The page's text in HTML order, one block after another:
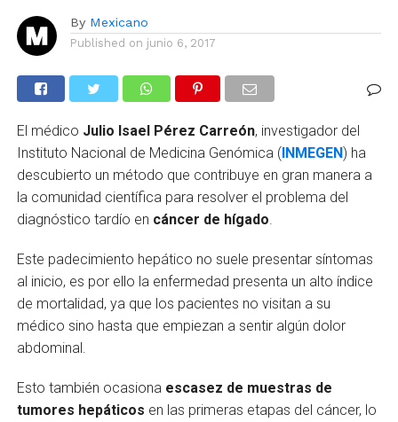
By Mexicano
Published on junio 6, 2017
El médico Julio Isael Pérez Carreón, investigador del
Instituto Nacional de Medicina Genómica (INMEGEN) ha
descubierto un método que contribuye en gran manera a
la comunidad científica para resolver el problema del
diagnóstico tardío en cáncer de hígado.
Este padecimiento hepático no suele presentar síntomas
al inicio, es por ello la enfermedad presenta un alto índice
de mortalidad, ya que los pacientes no visitan a su
médico sino hasta que empiezan a sentir algún dolor
abdominal.
Esto también ocasiona escasez de muestras de
tumores hepáticos en las primeras etapas del cáncer, lo